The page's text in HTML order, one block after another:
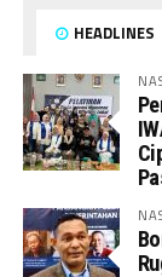
HEADLINES